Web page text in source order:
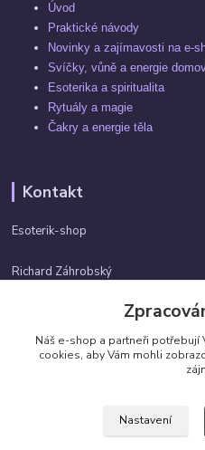
Úvod
Praktické návody
Novinky a zajímavosti na e-
Svíčky, vůně a energie
Esoterika a spiritualita
Rytuály a magie
Čakry a energie těla
Kontakt
Esoterik-shop
Richard Záhrobský
info@esoterik-shop.cz
Náš e-shop a partneři potřebují
cookies, aby Vám mohli
Nastavení